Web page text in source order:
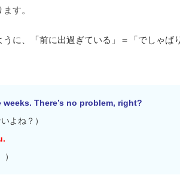
す。
に、「前に出過ぎている」＝「でしゃば
There’s no problem, right?
よね？）